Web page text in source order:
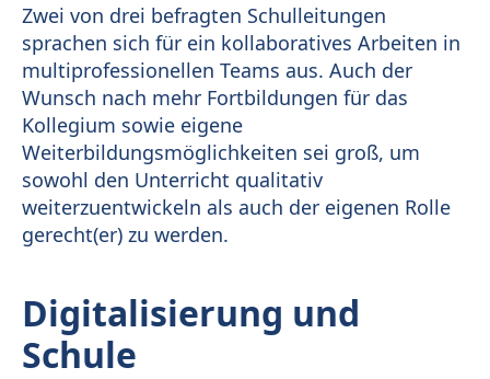
Zwei von drei befragten Schulleitungen
sprachen sich für ein kollaboratives Arbeiten in
multiprofessionellen Teams aus. Auch der
Wunsch nach mehr Fortbildungen für das
Kollegium sowie eigene
Weiterbildungsmöglichkeiten sei groß, um
sowohl den Unterricht qualitativ
weiterzuentwickeln als auch der eigenen Rolle
gerecht(er) zu werden.
Digitalisierung und
Schule